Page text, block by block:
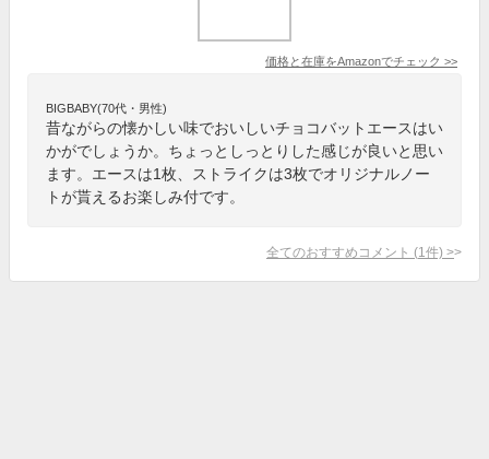
価格と在庫をAmazonでチェック >>
BIGBABY(70代・男性)
昔ながらの懐かしい味でおいしいチョコバットエースはい
かがでしょうか。ちょっとしっとりした感じが良いと思い
ます。エースは1枚、ストライクは3枚でオリジナルノー
トが貰えるお楽しみ付です。
全てのおすすめコメント (1 件) >